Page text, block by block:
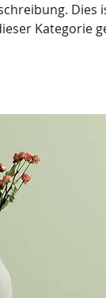
Kategorie